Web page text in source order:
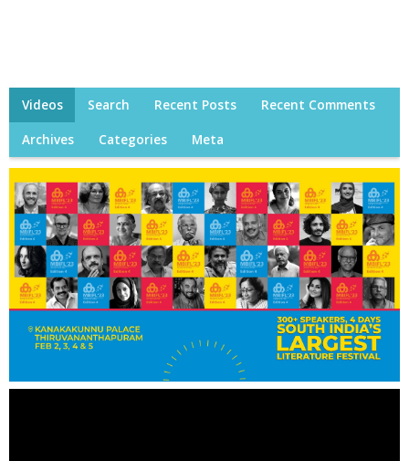
Videos Search Recent Posts Recent Comments
Archives Categories Meta